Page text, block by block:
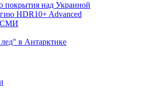
покрытия над Украиной
HDR10+ Advanced
СМИ
в Антарктике